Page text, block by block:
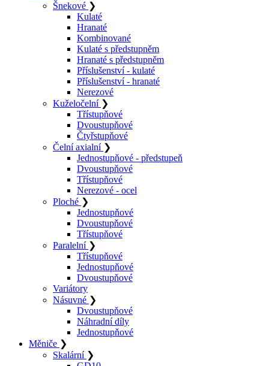
Šnekové ❯
Kulaté
Hranaté
Kombinované
Kulaté s předstupněm
Hranaté s předstupněm
Příslušenství - kulaté
Příslušenství - hranaté
Nerezové
Kuželočelní ❯
Třístupňové
Dvoustupňové
Čtyřstupňové
Čelní axialní ❯
Jednostupňové - předstupeň
Dvoustupňové
Třístupňové
Nerezové - ocel
Ploché ❯
Jednostupňové
Dvoustupňové
Třístupňové
Paralelní ❯
Třístupňové
Jednostupňové
Dvoustupňové
Variátory
Násuvné ❯
Dvoustupňové
Náhradní díly
Jednostupňové
Měniče ❯
Skalární ❯